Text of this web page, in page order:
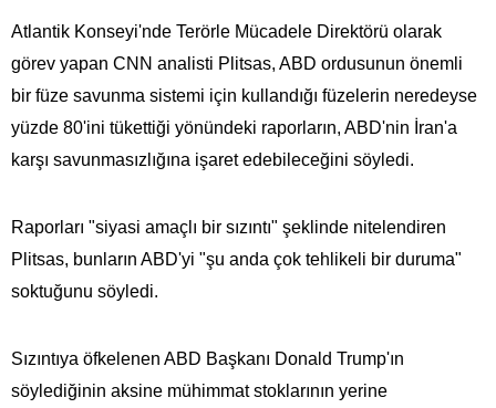
Atlantik Konseyi'nde Terörle Mücadele Direktörü olarak
görev yapan CNN analisti Plitsas, ABD ordusunun önemli
bir füze savunma sistemi için kullandığı füzelerin neredeyse
yüzde 80'ini tükettiği yönündeki raporların, ABD'nin İran'a
karşı savunmasızlığına işaret edebileceğini söyledi.
Raporları "siyasi amaçlı bir sızıntı" şeklinde nitelendiren
Plitsas, bunların ABD'yi "şu anda çok tehlikeli bir duruma"
soktuğunu söyledi.
Sızıntıya öfkelenen ABD Başkanı Donald Trump'ın
söylediğinin aksine mühimmat stoklarının yerine